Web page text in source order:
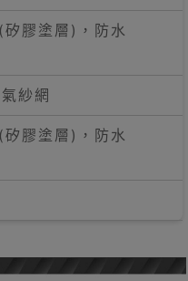
膠塗層)，防水
紗網
膠塗層)，防水